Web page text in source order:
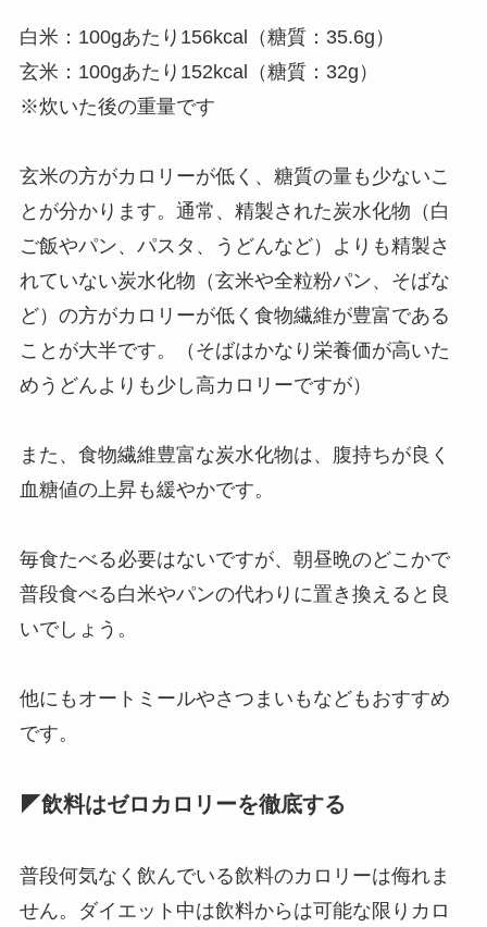
白米：100gあたり156kcal（糖質：35.6g）
玄米：100gあたり152kcal（糖質：32g）
※炊いた後の重量です
玄米の方がカロリーが低く、糖質の量も少ないこ
とが分かります。通常、精製された炭水化物（白
ご飯やパン、パスタ、うどんなど）よりも精製さ
れていない炭水化物（玄米や全粒粉パン、そばな
ど）の方がカロリーが低く食物繊維が豊富である
ことが大半です。（そばはかなり栄養価が高いた
めうどんよりも少し高カロリーですが）
また、食物繊維豊富な炭水化物は、腹持ちが良く
血糖値の上昇も緩やかです。
毎食たべる必要はないですが、朝昼晩のどこかで
普段食べる白米やパンの代わりに置き換えると良
いでしょう。
他にもオートミールやさつまいもなどもおすすめ
です。
◤飲料はゼロカロリーを徹底する
普段何気なく飲んでいる飲料のカロリーは侮れま
せん。ダイエット中は飲料からは可能な限りカロ